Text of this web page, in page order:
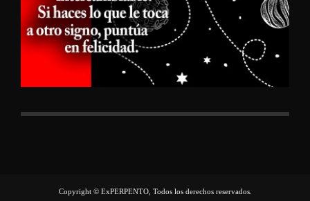
Copyright © ExPERPENTO, Todos los derechos reservados.